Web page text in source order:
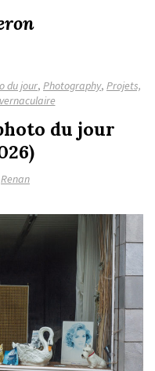
du jour, Photography, Projets,
vernaculaire
du jour
Renan